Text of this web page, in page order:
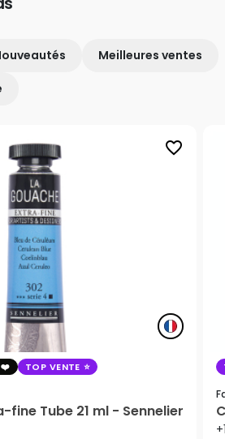
Meilleures ventes
favorite_border
TOP VENTE
fine Tube 21 ml - Sennelier